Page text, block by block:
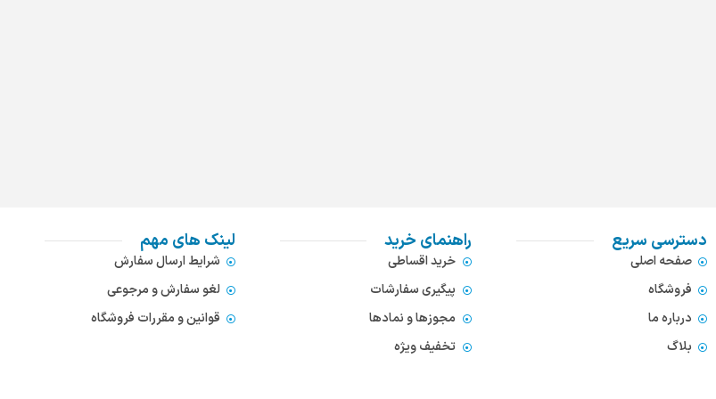
دسترسی سریع
صفحه اصلی
فروشگاه
درباره ما
بلاگ
راهنمای خرید
خرید اقساطی
پیگیری سفارشات
مجوزها و نمادها
تخفیف ویژه
لینک های مهم
شرایط ارسال سفارش
لغو سفارش و مرجوعی
قوانین و مقررات فروشگاه